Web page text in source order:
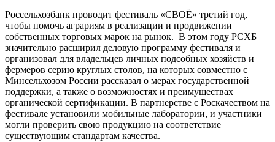
Россельхозбанк проводит фестиваль «СВОЁ» третий год,
чтобы помочь аграриям в реализации и продвижении
собственных торговых марок на рынок. В этом году РСХБ
значительно расширил деловую программу фестиваля и
организовал для владельцев личных подсобных хозяйств и
фермеров серию круглых столов, на которых совместно с
Минсельхозом России рассказал о мерах государственной
поддержки, а также о возможностях и преимуществах
органической сертификации. В партнерстве с Роскачеством на
фестивале установили мобильные лаборатории, и участники
могли проверить свою продукцию на соответствие
существующим стандартам качества.